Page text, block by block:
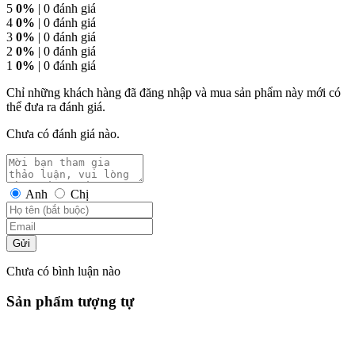
5 0% | 0 đánh giá
4 0% | 0 đánh giá
3 0% | 0 đánh giá
2 0% | 0 đánh giá
1 0% | 0 đánh giá
Chỉ những khách hàng đã đăng nhập và mua sản phẩm này mới có
thể đưa ra đánh giá.
Chưa có đánh giá nào.
Anh Chị
Gửi
Chưa có bình luận nào
Sản phẩm tượng tự